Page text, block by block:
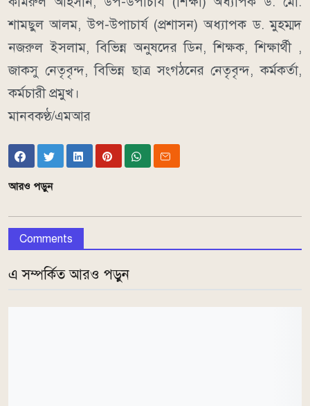
শামছুল আলম, উপ-উপাচার্য (প্রশাসন) অধ্যাপক ড. মুহম্মদ
নজরুল ইসলাম, বিভিন্ন অনুষদের ডিন, শিক্ষক, শিক্ষার্থী ,
জাকসু নেতৃবৃন্দ, বিভিন্ন ছাত্র সংগঠনের নেতৃবৃন্দ, কর্মকর্তা,
কর্মচারী প্রমুখ।
মানবকণ্ঠ/এমআর
আরও পড়ুন
Comments
এ সম্পর্কিত আরও পড়ুন